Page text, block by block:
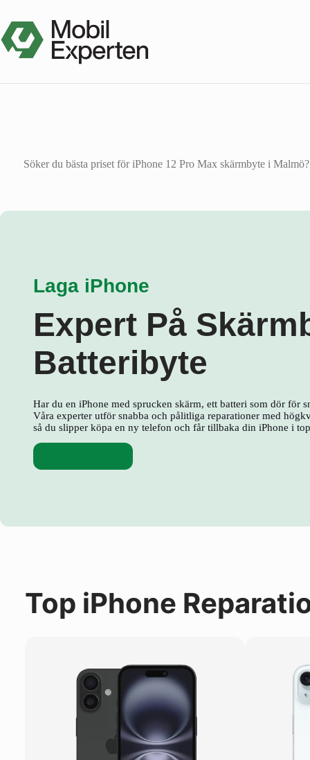
innehåll
Söker du bästa priset för iPhone 12 Pro Max skärmbyte i
Laga iPhone
Expert På
Batteribyte
Har du en iPhone med sprucken skärm, ett batteri som dör för
Våra experter utför snabba och pålitliga reparationer med
så du slipper köpa en ny telefon och får tillbaka din iPhone i
Top iPhone